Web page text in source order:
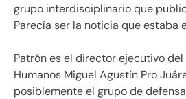
grupo interdisciplinario que
Parecía ser la noticia que estaba
Patrón es el director ejecutivo
Humanos Miguel Agustín Pro
posiblemente el grupo de